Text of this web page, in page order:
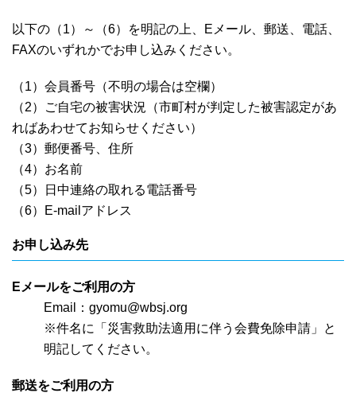
以下の（1）～（6）を明記の上、Eメール、郵送、電話、
FAXのいずれかでお申し込みください。
（1）会員番号（不明の場合は空欄）
（2）ご自宅の被害状況（市町村が判定した被害認定があ
ればあわせてお知らせください）
（3）郵便番号、住所
（4）お名前
（5）日中連絡の取れる電話番号
（6）E-mailアドレス
お申し込み先
Eメールをご利用の方
Email： gyomu@wbsj.org
※件名に「災害救助法適用に伴う会費免除申請」と
明記してください。
郵送をご利用の方